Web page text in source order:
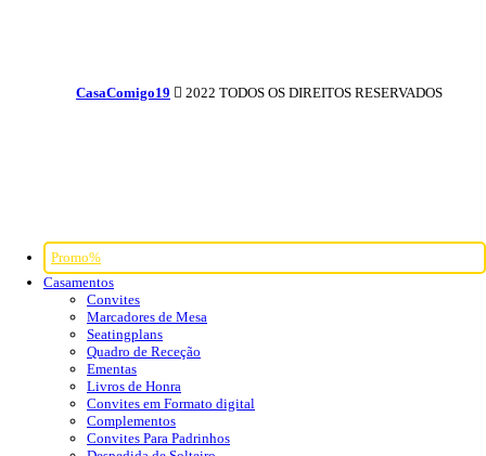
CasaComigo19 2022 TODOS OS DIREITOS RESERVADOS
Promo%
Casamentos
Convites
Marcadores de Mesa
Seatingplans
Quadro de Receção
Ementas
Livros de Honra
Convites em Formato digital
Complementos
Convites Para Padrinhos